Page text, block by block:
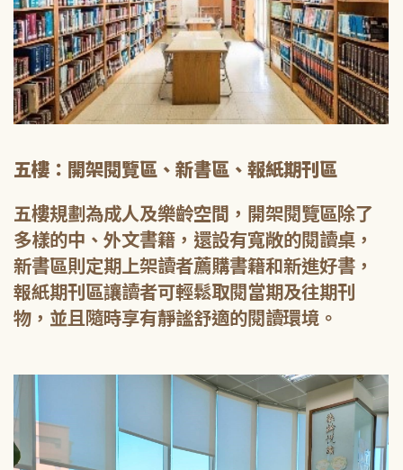
五樓：開架閱覽區、新書區、報紙期刊區
五樓規劃為成人及樂齡空間，開架閱覽區除了
多樣的中、外文書籍，還設有寬敞的閱讀桌，
新書區則定期上架讀者薦購書籍和新進好書，
報紙期刊區讓讀者可輕鬆取閱當期及往期刊
物，並且隨時享有靜謐舒適的閱讀環境。